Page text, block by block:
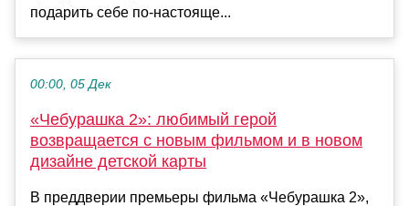
подарить себе по-настояще...
00:00, 05 Дек
«Чебурашка 2»: любимый герой
возвращается с новым фильмом и в новом
дизайне детской карты
В преддверии премьеры фильма «Чебурашка 2»,